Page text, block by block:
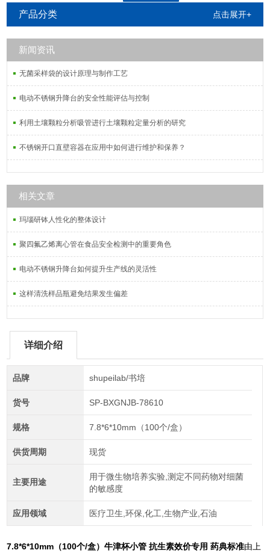
管的两端平整光滑。同批次100支质量
的均一性。
产品分类 点击展开+
新闻资讯
无菌采样袋的设计原理与制作工艺
电动不锈钢升降台的安全性能评估与控制
利用土壤颗粒分析吸管进行土壤颗粒定量分析的研究
不锈钢开口直壁容器在应用中如何进行维护和保养？
相关文章
玛瑙研钵人性化的整体设计
聚四氟乙烯离心管在食品安全检测中的重要角色
电动不锈钢升降台如何提升生产线的灵活性
这样清洗样品瓶避免结果发生偏差
详细介绍
品牌 shupeilab/书培
货号 SP-BXGNJB-78610
规格 7.8*6*10mm（100个/盒）
供货周期 现货
主要用途
用于微生物培养实验,测定不同药物对细菌
的敏感度
应用领域 医疗卫生,环保,化工,生物产业,石油
7.8*6*10mm（100个/盒）牛津杯小管 抗生素效价专用 药典标准由上